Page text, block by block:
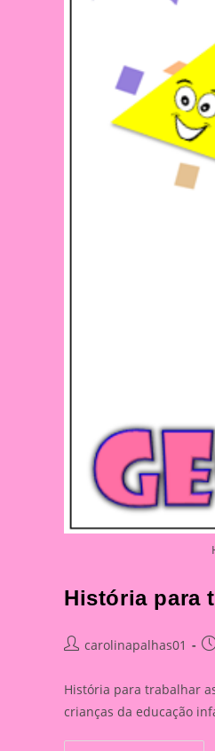
História para
Postcarolinapalhas01
História para trabalhar
crianças da educação